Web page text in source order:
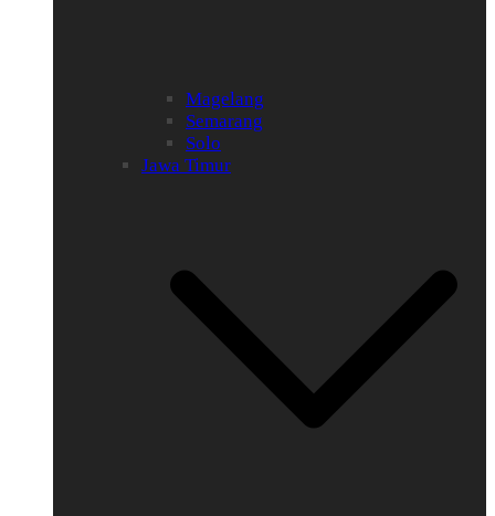
Magelang
Semarang
Solo
Jawa Timur